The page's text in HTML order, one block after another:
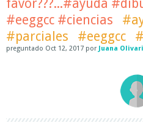
favor???...#ayuda
#eeggcc #ciencias
#parciales
#eeggcc
preguntado Oct 12, 2017 por Juana Olivari